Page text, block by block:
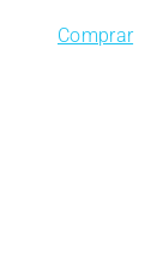
Comprar